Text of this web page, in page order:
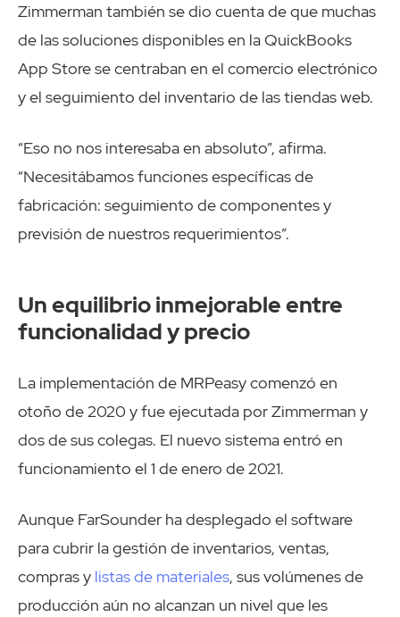
Zimmerman también se dio cuenta de que muchas
de las soluciones disponibles en la QuickBooks
App Store se centraban en el comercio electrónico
y el seguimiento del inventario de las tiendas web.
“Eso no nos interesaba en absoluto”, afirma.
“Necesitábamos funciones específicas de
fabricación: seguimiento de componentes y
previsión de nuestros requerimientos”.
Un equilibrio inmejorable entre
funcionalidad y precio
La implementación de MRPeasy comenzó en
otoño de 2020 y fue ejecutada por Zimmerman y
dos de sus colegas. El nuevo sistema entró en
funcionamiento el 1 de enero de 2021.
Aunque FarSounder ha desplegado el software
para cubrir la gestión de inventarios, ventas,
compras y listas de materiales, sus volúmenes de
producción aún no alcanzan un nivel que les